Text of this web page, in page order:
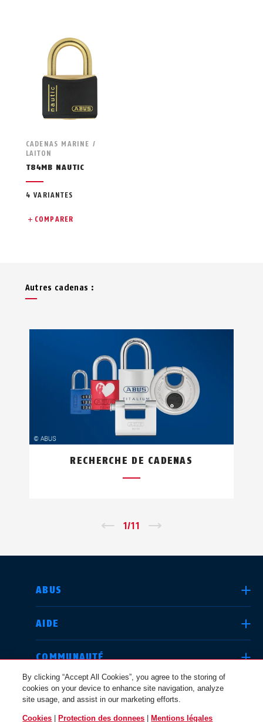
CADENAS MARINE /
LAITON
T84MB NAUTIC
4 VARIANTES
COMPARER
Autres cadenas :
RECHERCHE DE CADENAS
1/11
ABUS
AIDE
COMMUNAUTÉ
QUESTIONS JURIDIQUES
CHOISIR UN PAYS
Deutschland
By clicking “Accept All Cookies”, you agree to the storing of
cookies on your device to enhance site navigation, analyze
site usage, and assist in our marketing efforts.
Cookies Protection des donnees Mentions légales